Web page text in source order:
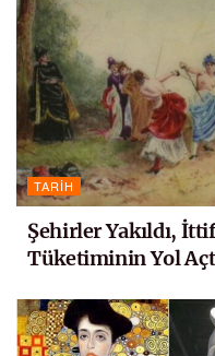
TARIH
Şehirler Yakıldı,
Tüketiminin Yol